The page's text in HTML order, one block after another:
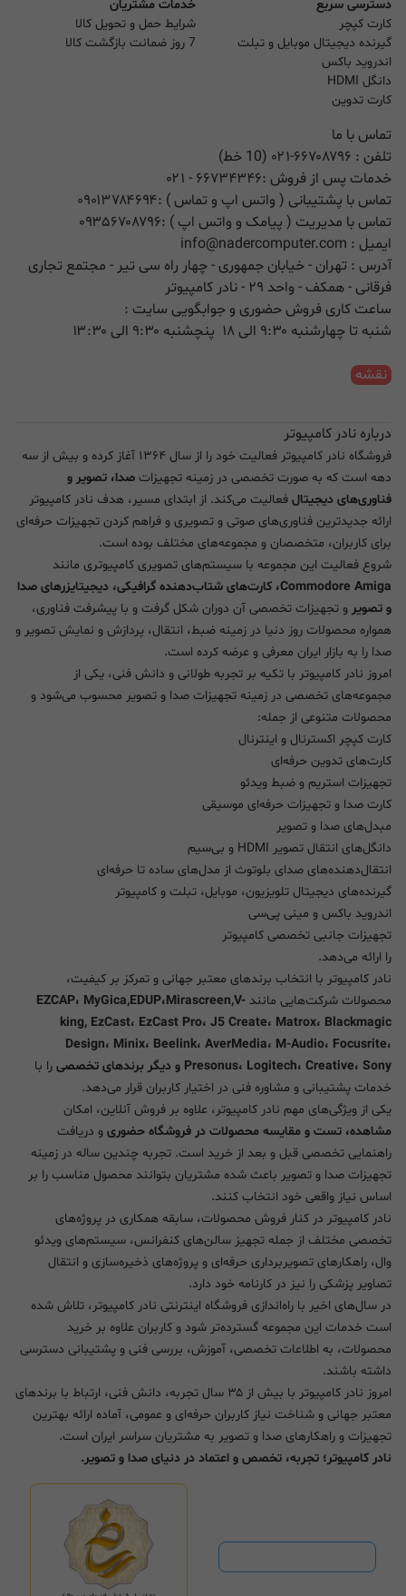
دسترسی سریع
کارت کپچر
گیرنده دیجیتال موبایل و تبلت
اندروید باکس
دانگل HDMI
کارت تدوین
خدمات مشتریان
شرایط حمل و تحویل کالا
7 روز ضمانت بازگشت کالا
تماس با ما
تلفن : ۰۲۱-۶۶۷۰۸۷۹۶ (10 خط)
خدمات پس از فروش :۶۶۷۳۴۳۴۶ - ۰۲۱
تماس با پشتیبانی ( واتس اپ و تماس ) :۰۹۰۱۳۷۸۴۶۹۴
تماس با مدیریت ( پیامک و واتس اپ ) :۰۹۳۵۶۷۰۸۷۹۶
ایمیل : info@nadercomputer.com
آدرس : تهران - خیابان جمهوری - چهار راه سی تیر - مجتمع تجاری
فرقانی - همکف - واحد ۲۹ - نادر کامپیوتر
ساعت کاری فروش حضوری و جوابگویی سایت :
شنبه تا چهارشنبه ۹:۳۰ الی ۱۸ پنچشنبه ۹:۳۰ الی ۱۳:۳۰
نقشه
درباره نادر کامپیوتر
فروشگاه نادر کامپیوتر فعالیت خود را از سال ۱۳۶۴ آغاز کرده و بیش از سه
دهه است که به صورت تخصصی در زمینه تجهیزات صدا، تصویر و
فناوری‌های دیجیتال فعالیت می‌کند. از ابتدای مسیر، هدف نادر کامپیوتر
ارائه جدیدترین فناوری‌های صوتی و تصویری و فراهم کردن تجهیزات حرفه‌ای
برای کاربران، متخصصان و مجموعه‌های مختلف بوده است.
شروع فعالیت این مجموعه با سیستم‌های تصویری کامپیوتری مانند
Commodore Amiga، کارت‌های شتاب‌دهنده گرافیکی، دیجیتایزرهای صدا
و تصویر و تجهیزات تخصصی آن دوران شکل گرفت و با پیشرفت فناوری،
همواره محصولات روز دنیا در زمینه ضبط، انتقال، پردازش و نمایش تصویر و
صدا را به بازار ایران معرفی و عرضه کرده است.
امروز نادر کامپیوتر با تکیه بر تجربه طولانی و دانش فنی، یکی از
مجموعه‌های تخصصی در زمینه تجهیزات صدا و تصویر محسوب می‌شود و
محصولات متنوعی از جمله:
کارت کپچر اکسترنال و اینترنال
کارت‌های تدوین حرفه‌ای
تجهیزات استریم و ضبط ویدئو
کارت صدا و تجهیزات حرفه‌ای موسیقی
مبدل‌های صدا و تصویر
دانگل‌های انتقال تصویر HDMI و بی‌سیم
انتقال‌دهنده‌های صدای بلوتوث از مدل‌های ساده تا حرفه‌ای
گیرنده‌های دیجیتال تلویزیون، موبایل، تبلت و کامپیوتر
اندروید باکس و مینی پی‌سی
تجهیزات جانبی تخصصی کامپیوتر
را ارائه می‌دهد.
نادر کامپیوتر با انتخاب برندهای معتبر جهانی و تمرکز بر کیفیت،
محصولات شرکت‌هایی مانند EZCAP، MyGica,EDUP،Mirascreen,V-
king, EzCast، EzCast Pro، J5 Create، Matrox، Blackmagic
Design، Minix، Beelink، AverMedia، M-Audio، Focusrite،
Presonus، Logitech، Creative، Sony و دیگر برندهای تخصصی
را با
خدمات پشتیبانی و مشاوره فنی در اختیار کاربران قرار می‌دهد.
یکی از ویژگی‌های مهم نادر کامپیوتر، علاوه بر فروش آنلاین، امکان
مشاهده، تست و مقایسه محصولات در فروشگاه حضوری و دریافت
راهنمایی تخصصی قبل و بعد از خرید است. تجربه چندین ساله در زمینه
تجهیزات صدا و تصویر باعث شده مشتریان بتوانند محصول مناسب را بر
اساس نیاز واقعی خود انتخاب کنند.
نادر کامپیوتر در کنار فروش محصولات، سابقه همکاری در پروژه‌های
تخصصی مختلف از جمله تجهیز سالن‌های کنفرانس، سیستم‌های ویدئو
وال، راهکارهای تصویربرداری حرفه‌ای و پروژه‌های ذخیره‌سازی و انتقال
تصاویر پزشکی را نیز در کارنامه خود دارد.
در سال‌های اخیر با راه‌اندازی فروشگاه اینترنتی نادر کامپیوتر، تلاش شده
است خدمات این مجموعه گسترده‌تر شود و کاربران علاوه بر خرید
محصولات، به اطلاعات تخصصی، آموزش، بررسی فنی و پشتیبانی دسترسی
داشته باشند.
امروز نادر کامپیوتر با بیش از ۳۵ سال تجربه، دانش فنی، ارتباط با برندهای
معتبر جهانی و شناخت نیاز کاربران حرفه‌ای و عمومی، آماده ارائه بهترین
تجهیزات و راهکارهای صدا و تصویر به مشتریان سراسر ایران است.
نادر کامپیوتر؛ تجربه، تخصص و اعتماد در دنیای صدا و تصویر.